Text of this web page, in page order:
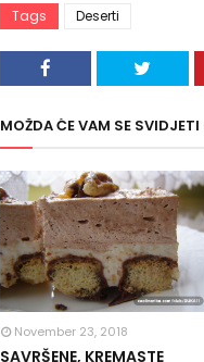
Tags Deserti
MOŽDA ĆE VAM SE
November 23, 2018
SAVRŠENE, KREMASTE